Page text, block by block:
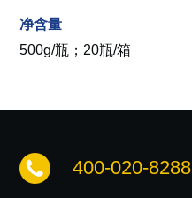
净含量
500g/瓶；20瓶/箱
400-020-8288